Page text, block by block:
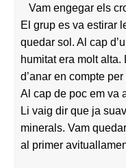
Vam engegar els
El grup es va estirar
quedar sol. Al cap
humitat era molt alta.
d’anar en compte
Al cap de poc em va
Li vaig dir que ja
minerals. Vam
al primer